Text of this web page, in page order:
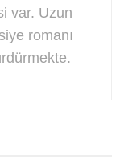
var. Uzun
romanı